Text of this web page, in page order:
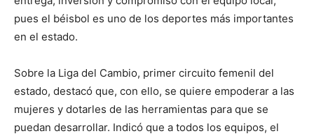
pues el béisbol es uno de los deportes más importantes
en el estado.
Sobre la Liga del Cambio, primer circuito femenil del
estado, destacó que, con ello, se quiere empoderar a las
mujeres y dotarles de las herramientas para que se
puedan desarrollar. Indicó que a todos los equipos, el